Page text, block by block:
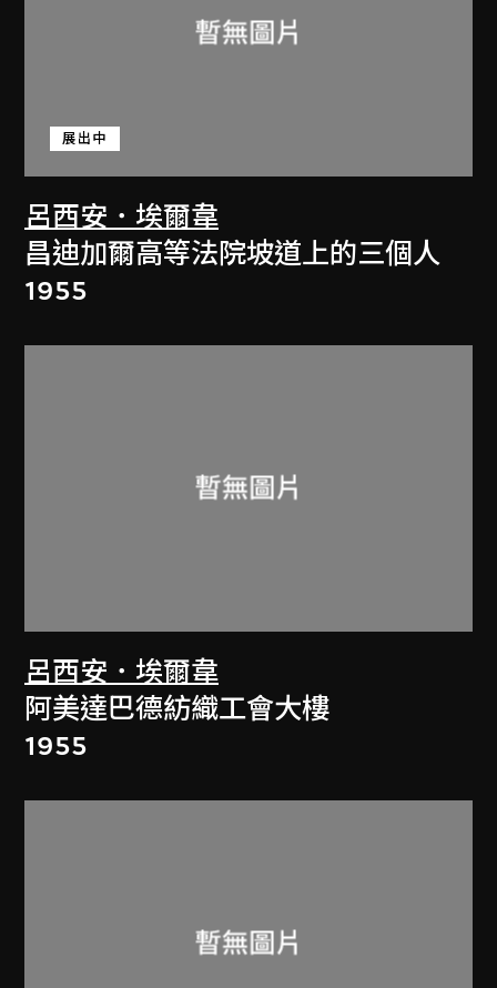
呂西安．埃爾韋
展出中
昌迪加爾高等法院坡道上的三個人
1955
呂西安．埃爾韋
阿美達巴德紡織工會大樓
1955